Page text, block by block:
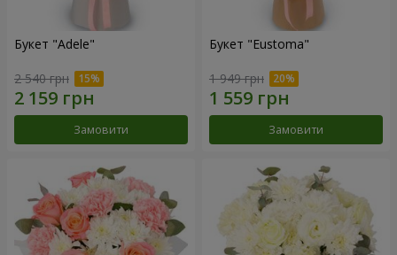
Букет "Adele"
2 540 грн
Замовити
Букет "Eustoma"
1 949 грн
Замовити